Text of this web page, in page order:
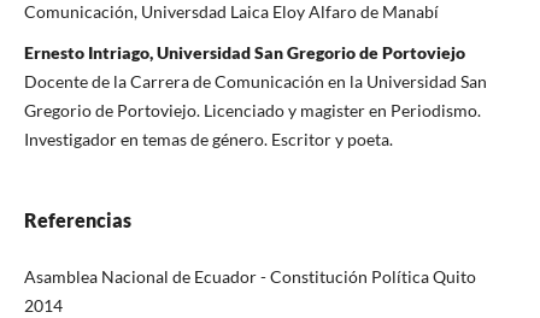
Comunicación, Universdad Laica Eloy Alfaro de Manabí
Ernesto Intriago, Universidad San Gregorio de Portoviejo
Docente de la Carrera de Comunicación en la Universidad San
Gregorio de Portoviejo. Licenciado y magister en Periodismo.
Investigador en temas de género. Escritor y poeta.
Referencias
Asamblea Nacional de Ecuador - Constitución Política Quito
2014